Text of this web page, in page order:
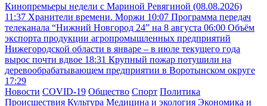
Кинопремьеры недели с Мариной Ревягиной (08.08.2026)
11:37 Хранители времени. Моржи 10:07 Программа передач
телеканала “Нижний Новгород 24” на 8 августа 06:00 Объём
экспорта продукции агропромышленных предприятий
Нижегородской области в январе – в июле текущего года
вырос почти вдвое 18:31 Крупный пожар потушили на
деревообрабатывающем предприятии в Воротынском округе
17:29
Новости COVID-19 Общество Спорт Политика
Происшествия Культура Медицина и экология Экономика и